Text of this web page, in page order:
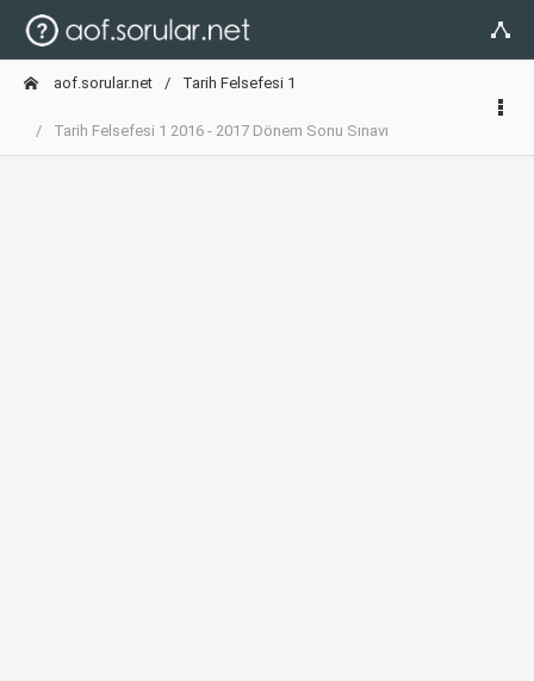
aof.sorular.net Tarih Felsefesi 1
Tarih Felsefesi 1 2016 - 2017 Dönem Sonu Sınavı